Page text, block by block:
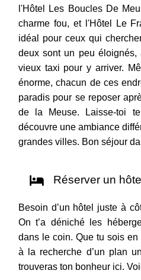
l'Hôtel Les Boucles De
charme fou, et l'Hôtel Le
idéal pour ceux qui
deux sont un peu éloignés,
vieux taxi pour y arriver.
énorme, chacun de ces
paradis pour se reposer
de la Meuse. Laisse-toi
découvre une ambiance
grandes villes. Bon séjour
Réserver un
Besoin d’un hôtel juste à
On t’a déniché les
dans le coin. Que tu sois en
à la recherche d’un plan
trouveras ton bonheur ici.